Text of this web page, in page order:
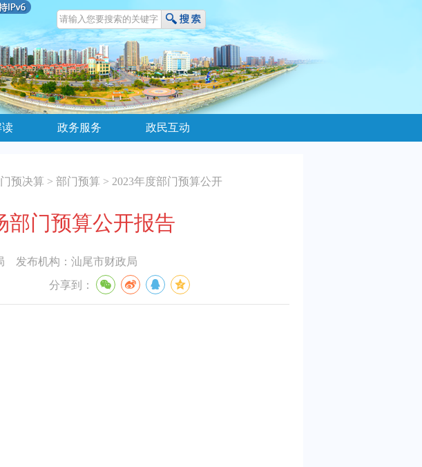
读 政务服务 政民互动
预决算 > 部门预算 > 2023年度部门预算公开
部门预算公开报告
发布机构： 汕尾市财政局
分享到：